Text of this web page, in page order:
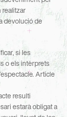
realitzar
devolució de
si les
o els intèrprets
Article
resulti
estarà obligat a